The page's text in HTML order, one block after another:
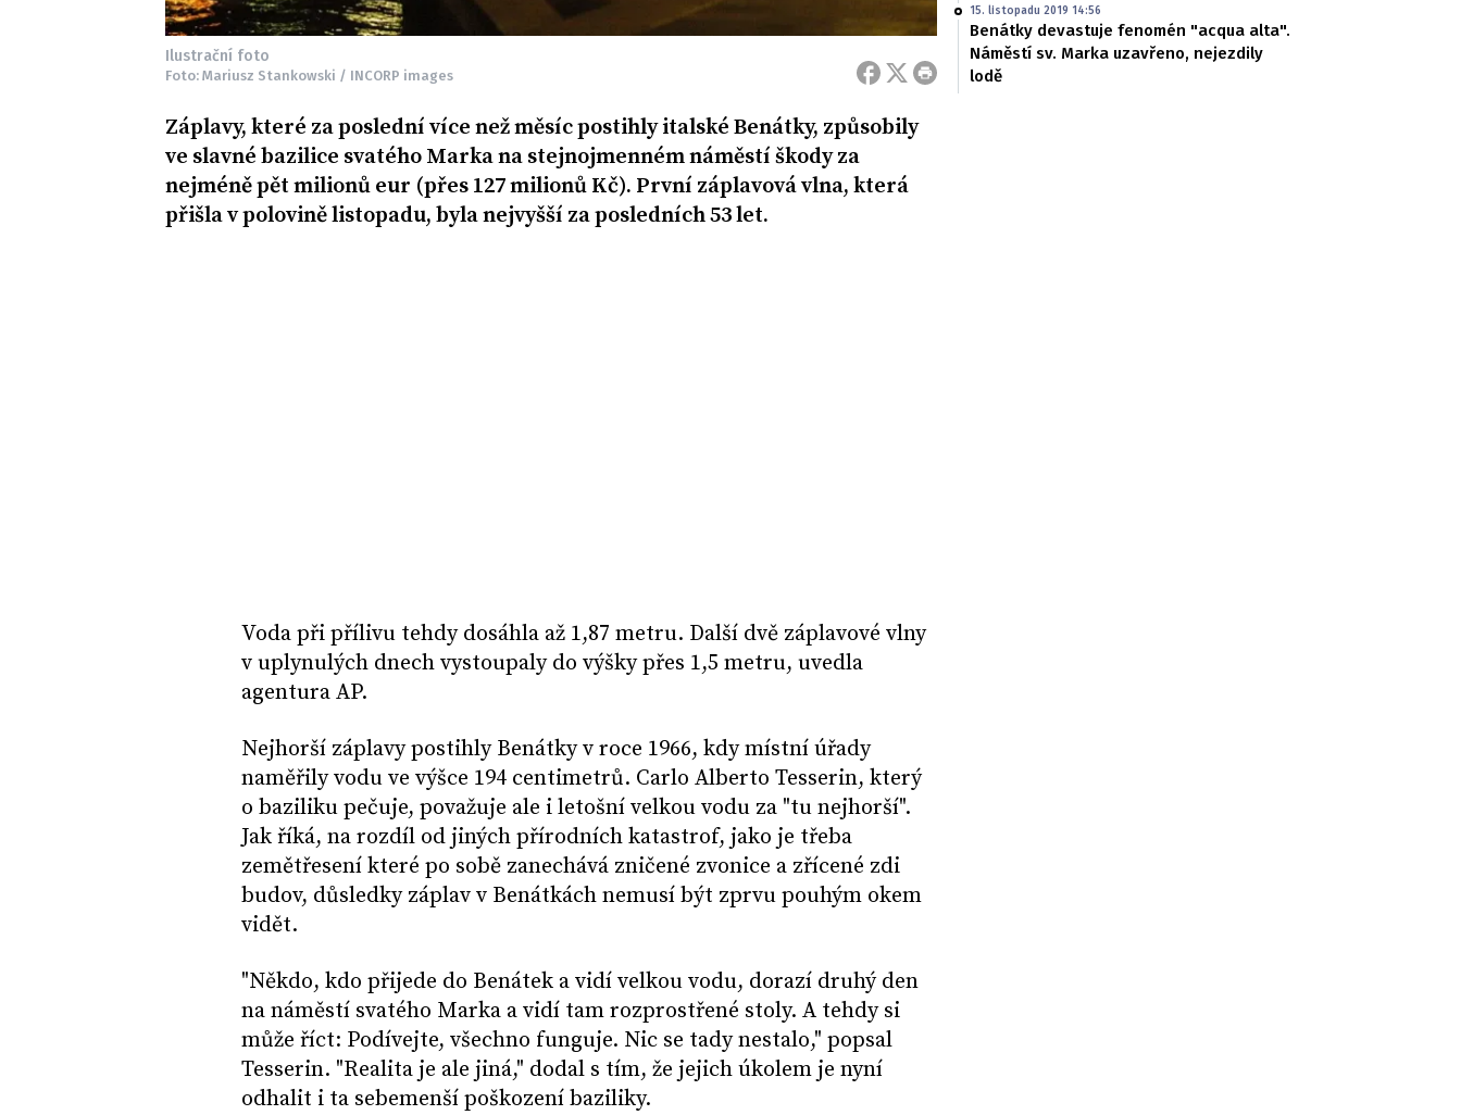
Ilustrační foto
Foto: Mariusz Stankowski / INCORP images
Záplavy, které za poslední více než měsíc postihly italské Benátky, způsobily
ve slavné bazilice svatého Marka na stejnojmenném náměstí škody za
nejméně pět milionů eur (přes 127 milionů Kč). První záplavová vlna, která
přišla v polovině listopadu, byla nejvyšší za posledních 53 let.
Voda při přílivu tehdy dosáhla až 1,87 metru. Další dvě záplavové vlny
v uplynulých dnech vystoupaly do výšky přes 1,5 metru, uvedla
agentura AP.
Nejhorší záplavy postihly Benátky v roce 1966, kdy místní úřady
naměřily vodu ve výšce 194 centimetrů. Carlo Alberto Tesserin, který
o baziliku pečuje, považuje ale i letošní velkou vodu za "tu nejhorší".
Jak říká, na rozdíl od jiných přírodních katastrof, jako je třeba
zemětřesení které po sobě zanechává zničené zvonice a zřícené zdi
budov, důsledky záplav v Benátkách nemusí být zprvu pouhým okem
vidět.
"Někdo, kdo přijede do Benátek a vidí velkou vodu, dorazí druhý den
na náměstí svatého Marka a vidí tam rozprostřené stoly. A tehdy si
může říct: Podívejte, všechno funguje. Nic se tady nestalo," popsal
Tesserin. "Realita je ale jiná," dodal s tím, že jejich úkolem je nyní
odhalit i ta sebemenší poškození baziliky.
15. listopadu 2019 14:56
Benátky devastuje fenomén "acqua alta".
Náměstí sv. Marka uzavřeno, nejezdily
lodě